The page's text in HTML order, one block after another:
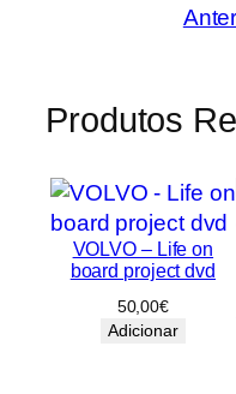
Produtos
VOLVO – Life on
board project dvd
50,00€
Adicionar